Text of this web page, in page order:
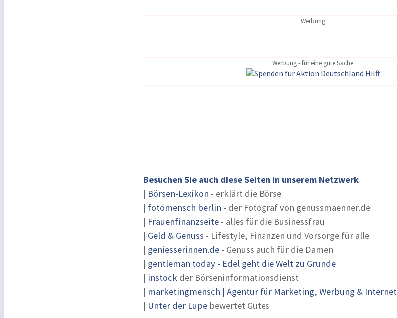
Werbung
Werbung - für eine gute Sache
Besuchen Sie auch diese Seiten in unserem Netzwerk
| Börsen-Lexikon - erklärt die Börse
| fotomensch berlin - der Fotograf von genussmaenner.de
| Frauenfinanzseite - alles für die Businessfrau
| Geld & Genuss - Lifestyle, Finanzen und Vorsorge für alle
| geniesserinnen.de - Genuss auch für die Damen
| gentleman today - Edel geht die Welt zu Grunde
| instock der Börseninformationsdienst
| marketingmensch | Agentur für Marketing, Werbung & Internet
| Unter der Lupe bewertet Gutes